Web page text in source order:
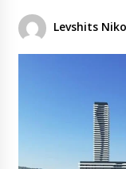
Levshits